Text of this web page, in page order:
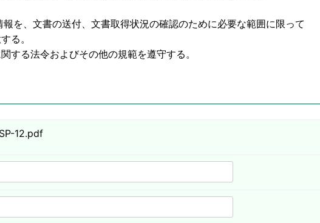
を、文書の送付、文書取得状況の確認のために必要な範囲に限って
。
よびその他の規範を遵守する。
12.pdf